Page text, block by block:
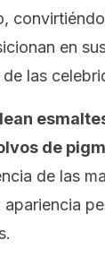
en
las
de
de las